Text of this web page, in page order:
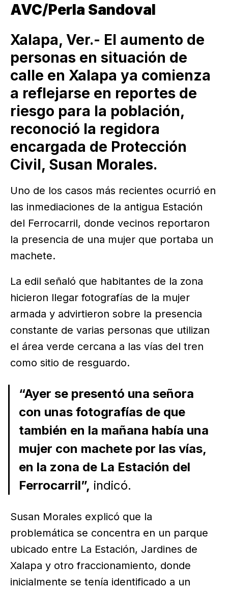
AVC/Perla Sandoval
Xalapa, Ver.- El aumento de
personas en situación de
calle en Xalapa ya comienza
a reflejarse en reportes de
riesgo para la población,
reconoció la regidora
encargada de Protección
Civil, Susan Morales.
Uno de los casos más recientes ocurrió en
las inmediaciones de la antigua Estación
del Ferrocarril, donde vecinos reportaron
la presencia de una mujer que portaba un
machete.
La edil señaló que habitantes de la zona
hicieron llegar fotografías de la mujer
armada y advirtieron sobre la presencia
constante de varias personas que utilizan
el área verde cercana a las vías del tren
como sitio de resguardo.
“Ayer se presentó una señora
con unas fotografías de que
también en la mañana había una
mujer con machete por las vías,
en la zona de La Estación del
Ferrocarril”, indicó.
Susan Morales explicó que la
problemática se concentra en un parque
ubicado entre La Estación, Jardines de
Xalapa y otro fraccionamiento, donde
inicialmente se tenía identificado a un